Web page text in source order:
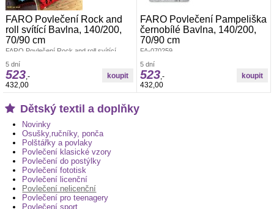
FARO Povlečení Rock and
roll svítící Bavlna, 140/200,
70/90 cm
FARO Povlečení Rock and roll svítící
velkou postel, zapínání na zip, povlečení
má z každé strany jiný motiv, viz. foto.
Povlečení svítí ve tmě po nasvícení na
5 dní
523,-
432,00
FARO Povlečení Pampeliška
černobílé Bavlna, 140/200,
70/90 cm
FA-070259
5 dní
523,-
432,00
Dětský textil a doplňky
Novinky
Osušky,ručníky, ponča
Polštářky a povlaky
Povlečení klasické vzory
Povlečení do postýlky
Povlečení fototisk
Povlečení licenční
Povlečení nelicenční
Povlečení pro teenagery
Povlečení sport